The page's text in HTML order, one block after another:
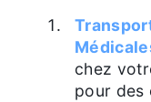
chez
pour des